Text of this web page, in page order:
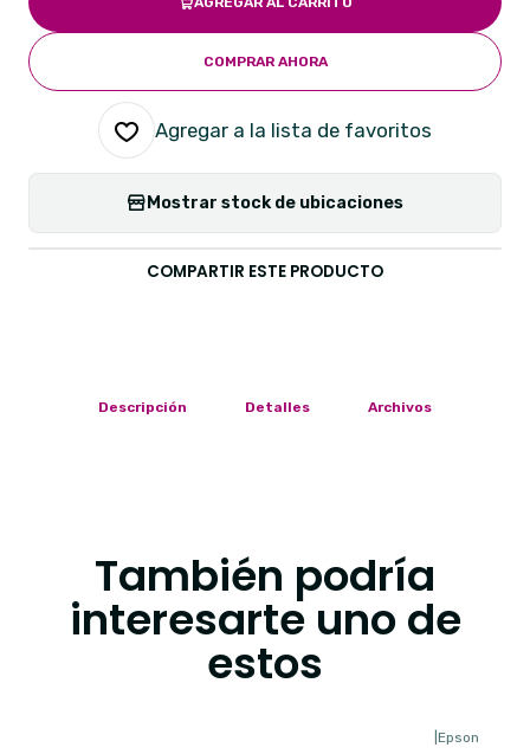
COMPRAR AHORA
Agregar a la lista de favoritos
Mostrar stock de ubicaciones
COMPARTIR ESTE PRODUCTO
Descripción Detalles Archivos
También podría
interesarte uno de
estos
Epson